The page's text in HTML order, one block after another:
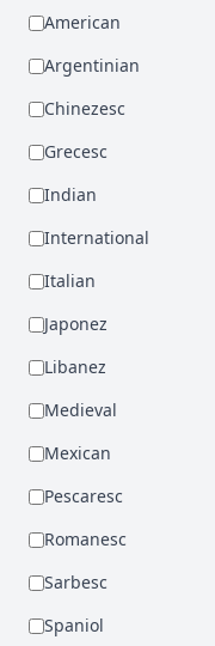
American
Argentinian
Chinezesc
Grecesc
Indian
International
Italian
Japonez
Libanez
Medieval
Mexican
Pescaresc
Romanesc
Sarbesc
Spaniol